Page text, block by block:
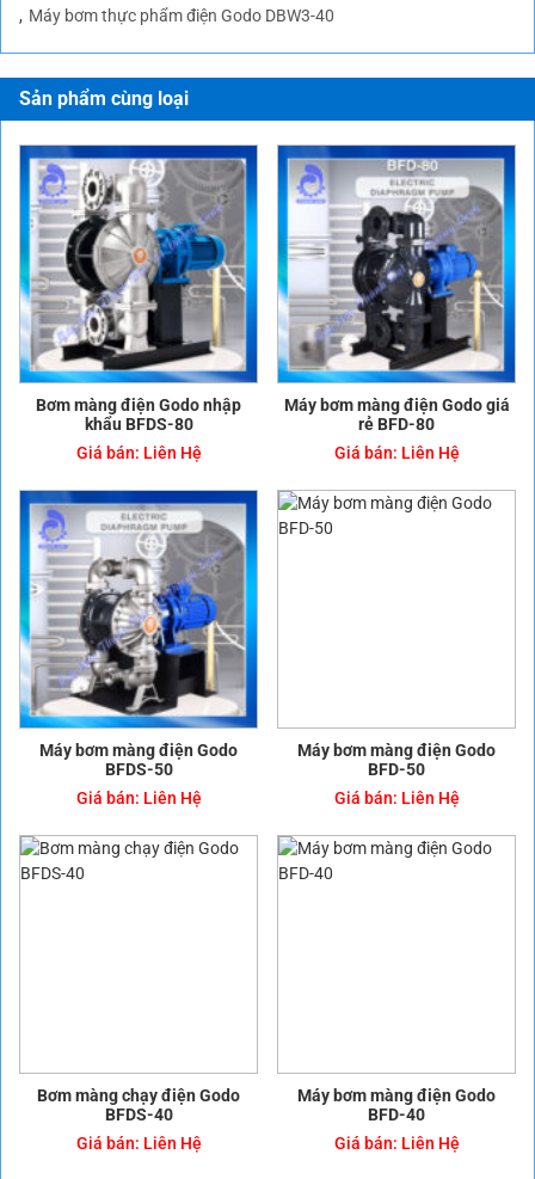
Máy bơm thực phẩm điện Godo DBW3-40
Sản phẩm cùng loại
Bơm màng điện Godo nhập
khẩu BFDS-80
Giá bán: Liên Hệ
Máy bơm màng điện Godo giá
rẻ BFD-80
Giá bán: Liên Hệ
Máy bơm màng điện Godo
BFDS-50
Giá bán: Liên Hệ
Máy bơm màng điện Godo
BFD-50
Giá bán: Liên Hệ
Bơm màng chạy điện Godo
BFDS-40
Giá bán: Liên Hệ
Máy bơm màng điện Godo
BFD-40
Giá bán: Liên Hệ